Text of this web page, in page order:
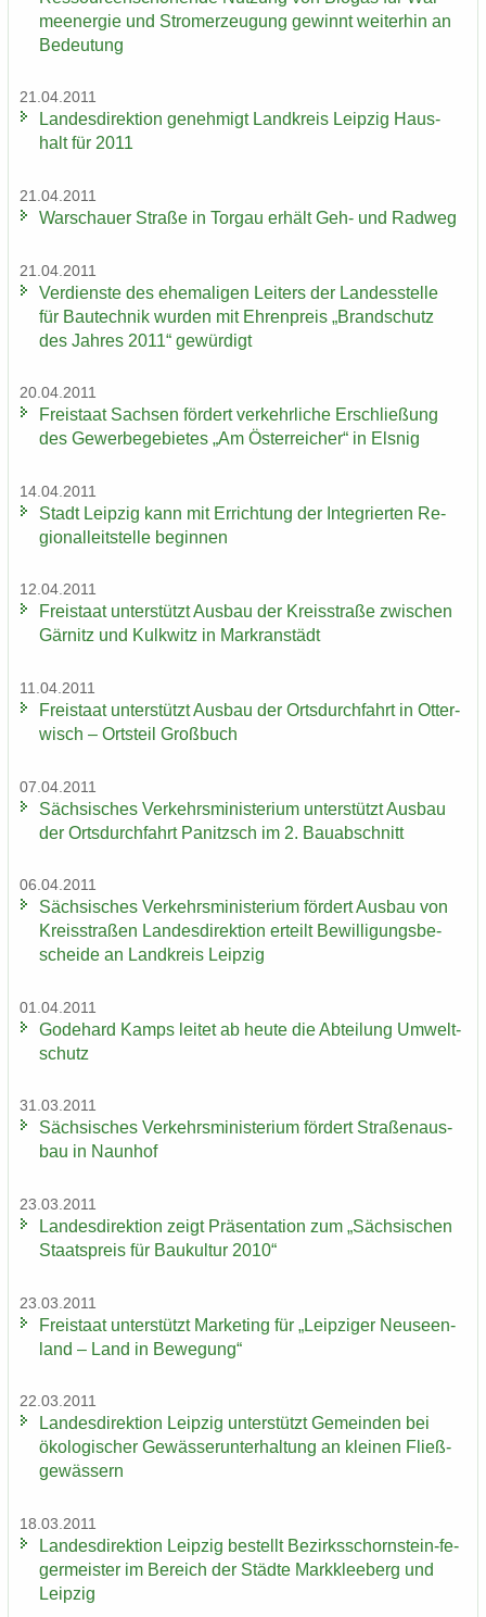
me­en­er­gie und Strom­erzeu­gung ge­winnt wei­ter­hin an
Be­deu­tung
21.04.2011
Lan­des­di­rek­ti­on ge­neh­migt Land­kreis Leip­zig Haus­
halt für 2011
21.04.2011
War­schau­er Stra­ße in Tor­gau er­hält Geh- und Rad­weg
21.04.2011
Ver­diens­te des ehe­ma­li­gen Lei­ters der Lan­des­stel­le
für Bau­tech­nik wur­den mit Eh­ren­preis „Brand­schutz
des Jah­res 2011“ ge­wür­digt
20.04.2011
Frei­staat Sach­sen för­dert ver­kehr­li­che Er­schlie­ßung
des Ge­wer­be­ge­bie­tes „Am Ös­ter­rei­cher“ in Els­nig
14.04.2011
Stadt Leip­zig kann mit Er­rich­tung der In­te­grier­ten Re­
gio­nal­leit­stel­le be­gin­nen
12.04.2011
Frei­staat un­ter­stützt Aus­bau der Kreis­stra­ße zwi­schen
Gär­nitz und Kulk­witz in Markran­städt
11.04.2011
Frei­staat un­ter­stützt Aus­bau der Orts­durch­fahrt in Ot­ter­
wisch – Orts­teil Groß­buch
07.04.2011
Säch­si­sches Ver­kehrs­mi­nis­te­ri­um un­ter­stützt Aus­bau
der Orts­durch­fahrt Pa­nitzsch im 2. Bau­ab­schnitt
06.04.2011
Säch­si­sches Ver­kehrs­mi­nis­te­ri­um för­dert Aus­bau von
Kreis­stra­ßen Lan­des­di­rek­ti­on er­teilt Be­wil­li­gungs­be­
schei­de an Land­kreis Leip­zig
01.04.2011
Go­de­hard Kamps lei­tet ab heute die Ab­tei­lung Um­welt­
schutz
31.03.2011
Säch­si­sches Ver­kehrs­mi­nis­te­ri­um för­dert Stra­ßen­aus­
bau in Naun­hof
23.03.2011
Lan­des­di­rek­ti­on zeigt Prä­sen­ta­ti­on zum „Säch­si­schen
Staats­preis für Bau­kul­tur 2010“
23.03.2011
Frei­staat un­ter­stützt Mar­ke­ting für „Leip­zi­ger Neu­seen­
land – Land in Be­we­gung“
22.03.2011
Lan­des­di­rek­ti­on Leip­zig un­ter­stützt Ge­mein­den bei
öko­lo­gi­scher Ge­wäs­ser­un­ter­hal­tung an klei­nen Fließ­
ge­wäs­sern
18.03.2011
Lan­des­di­rek­ti­on Leip­zig be­stellt Bezirksschornstein-​ fe­
ger­meis­ter im Be­reich der Städ­te Mark­klee­berg und
Leip­zig